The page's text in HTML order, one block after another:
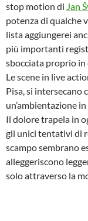
stop motion di Jan
potenza di qualche
lista aggiungerei
più importanti
sbocciata proprio in
Le scene in live
Pisa, si intersecano
un’ambientazione
Il dolore trapela in
gli unici tentativi di
scampo sembrano
alleggeriscono
solo attraverso la